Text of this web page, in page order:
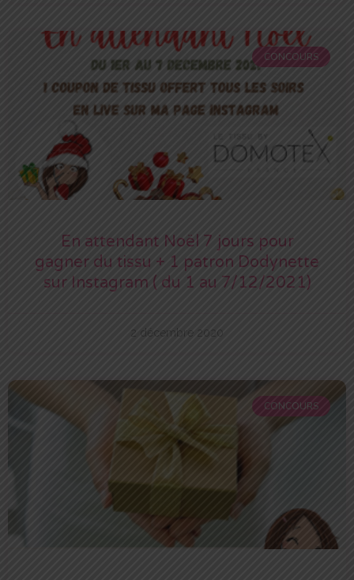
CONCOURS
En attendant Noël 7 jours pour
gagner du tissu + 1 patron Dodynette
sur Instagram ( du 1 au 7/12/2021)
2 décembre 2020
CONCOURS